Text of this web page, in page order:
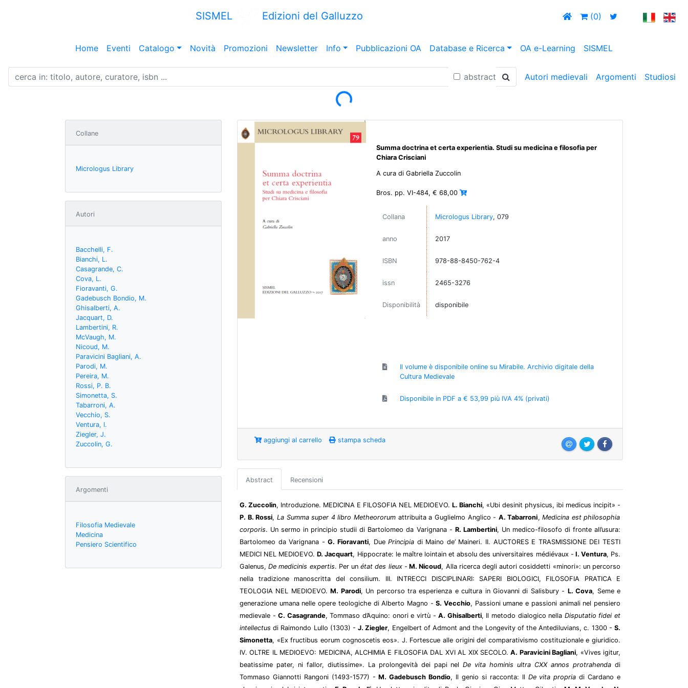
SISMEL Edizioni del Galluzzo (0)
Home Eventi Catalogo Novità Promozioni Newsletter Info Pubblicazioni OA Database e Ricerca OA e-Learning SISMEL
abstract Autori medievali Argomenti Studiosi
Loading...
Collane
Micrologus Library
Autori
Bacchelli, F.
Bianchi, L.
Casagrande, C.
Cova, L.
Fioravanti, G.
Gadebusch Bondio, M.
Ghisalberti, A.
Jacquart, D.
Lambertini, R.
McVaugh, M.
Nicoud, M.
Paravicini Bagliani, A.
Parodi, M.
Pereira, M.
Rossi, P. B.
Simonetta, S.
Tabarroni, A.
Vecchio, S.
Ventura, I.
Ziegler, J.
Zuccolin, G.
Argomenti
Filosofia Medievale
Medicina
Pensiero Scientifico
Summa doctrina et certa experientia. Studi su medicina e filosofia per
Chiara Crisciani
A cura di Gabriella Zuccolin
Bros. pp. VI-484, € 68,00
Collana Micrologus Library, 079
anno 2017
ISBN 978-88-8450-762-4
issn 2465-3276
Disponibilità disponibile
Il volume è disponibile online su Mirabile. Archivio digitale della
Cultura Medievale
Disponibile in PDF a € 53,99 più IVA 4% (privati)
aggiungi al carrello stampa scheda
Abstract Recensioni
G. Zuccolin, Introduzione. MEDICINA E FILOSOFIA NEL MEDIOEVO. L. Bianchi, «Ubi desinit physicus, ibi medicus incipit» -
P. B. Rossi, La Summa super 4 libro Metheororum attribuita a Guglielmo Anglico - A. Tabarroni,Medicina est philosophia
corporis. Un sermo in principio studii di Bartolomeo da Varignana - R. Lambertini, Un medico-filosofo di fronte all’usura:
Bartolomeo da Varignana -G. Fioravanti, DuePrincipia di Maino de’ Maineri. II. AUCTORES E TRASMISSIONE DEI TESTI
MEDICI NEL MEDIOEVO.D. Jacquart, Hippocrate: le maître lointain et absolu des universitaires médiévaux - I. Ventura, Ps.
Galenus,De medicinis expertis. Per unétat des lieux- M. Nicoud, Alla ricerca degli autori cosiddetti «minori»: un percorso
nella tradizione manoscritta del consilium. III. INTRECCI DISCIPLINARI: SAPERI BIOLOGICI, FILOSOFIA PRATICA E
TEOLOGIA NEL MEDIOEVO.M. Parodi, Un percorso tra esperienza e cultura in Giovanni di Salisbury - L. Cova, Seme e
generazione umana nelle opere teologiche di Alberto Magno -S. Vecchio, Passioni umane e passioni animali nel pensiero
medievale -C. Casagrande, Tommaso d’Aquino: onori e virtù -A. Ghisalberti, Il metodo dialogico nella Disputatio fidei et
intellectusdi Raimondo Lullo (1303) -J. Ziegler, Engelbert of Admont and the Longevity of the Antediluvians, c. 1300 -S.
Simonetta, «Ex fructibus eorum cognoscetis eos». J. Fortescue alle origini del comparativismo costituzionale e giuridico.
IV. OLTRE IL MEDIOEVO: MEDICINA, ALCHIMIA E FILOSOFIA DAL XVI AL XIX SECOLO.A. Paravicini Bagliani, «Vives igitur,
beatissime pater, ni fallor, diutissime». La prolongevità dei papi nelDe vita hominis ultra CXX annos protrahenda di
Tommaso Giannotti Rangoni (1493-1577) -M. Gadebusch Bondio, Il genio si racconta: Il De vita propria di Cardano e